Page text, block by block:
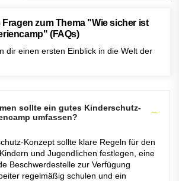
Fragen zum Thema "Wie sicher ist
(FAQs)
dir einen ersten Einblick in die Welt der
sollte ein gutes Kinderschutz-
umfassen?
Konzept sollte klare Regeln für den
und Jugendlichen festlegen, eine
Beschwerdestelle zur Verfügung
regelmäßig schulen und ein